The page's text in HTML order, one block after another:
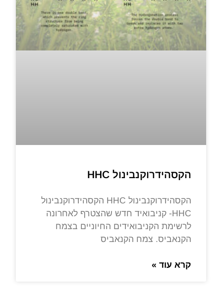
הקסהידרוקנבינול HHC
הקסהידרוקנבינול HHC הקסהידרוקנבינול
HHC- קניבואיד חדש שהצטרף לאחרונה
לרשימת הקניבואידים החיוניים בצמח
הקנאביס. צמח הקנאביס
קרא עוד »